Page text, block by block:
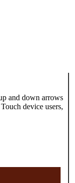
and down arrows
device users,